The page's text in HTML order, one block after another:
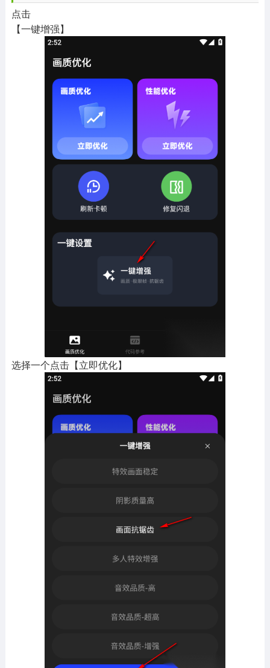
点击
【一键增强】
选择一个点击【立即优化】